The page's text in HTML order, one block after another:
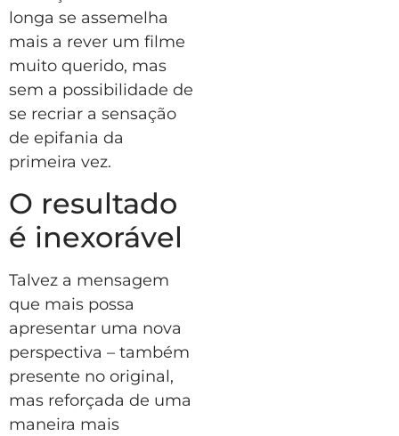
longa se assemelha
mais a rever um filme
muito querido, mas
sem a possibilidade de
se recriar a sensação
de epifania da
primeira vez.
O resultado
é inexorável
Talvez a mensagem
que mais possa
apresentar uma nova
perspectiva – também
presente no original,
mas reforçada de uma
maneira mais